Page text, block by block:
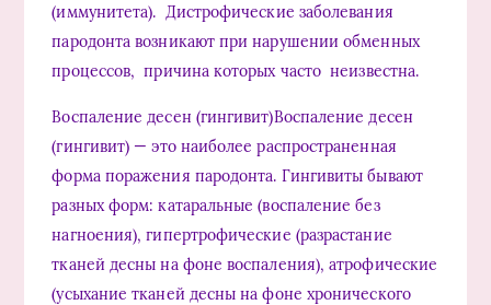
(иммунитета). Дистрофические заболевания
пародонта возникают при нарушении обменных
процессов, причина которых часто неизвестна.
Воспаление десен (гингивит)Воспаление десен
(гингивит) — это наиболее распространенная
форма поражения пародонта. Гингивиты бывают
разных форм: катаральные (воспаление без
нагноения), гипертрофические (разрастание
тканей десны на фоне воспаления), атрофические
(усыхание тканей десны на фоне хронического